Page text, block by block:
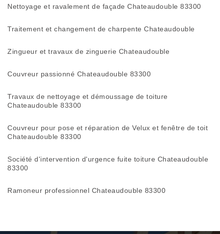
Nettoyage et ravalement de façade Chateaudouble 83300
Traitement et changement de charpente Chateaudouble
Zingueur et travaux de zinguerie Chateaudouble
Couvreur passionné Chateaudouble 83300
Travaux de nettoyage et démoussage de toiture
Chateaudouble 83300
Couvreur pour pose et réparation de Velux et fenêtre de toit
Chateaudouble 83300
Société d'intervention d'urgence fuite toiture Chateaudouble
83300
Ramoneur professionnel Chateaudouble 83300